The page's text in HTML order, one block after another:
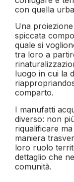
con quella
Una
spiccata
quale si
tra loro a
luogo in cui la
comparto.
I manufatti
diverso: non
riqualificare
maniera
loro ruolo
dettaglio che
comunità.